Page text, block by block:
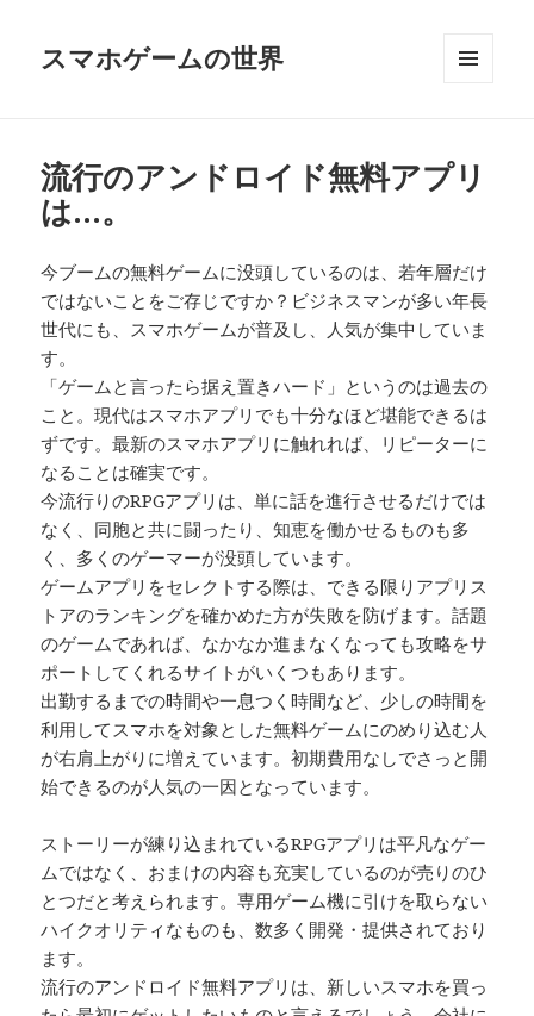
スマホゲームの世界
ット
流行のアンドロイド無料アプリ
は…。
今ブームの無料ゲームに没頭しているのは、若年層だけ
ではないことをご存じですか？ビジネスマンが多い年長
世代にも、スマホゲームが普及し、人気が集中していま
す。
「ゲームと言ったら据え置きハード」というのは過去の
こと。現代はスマホアプリでも十分なほど堪能できるは
ずです。最新のスマホアプリに触れれば、リピーターに
なることは確実です。
今流行りのRPGアプリは、単に話を進行させるだけでは
なく、同胞と共に闘ったり、知恵を働かせるものも多
く、多くのゲーマーが没頭しています。
ゲームアプリをセレクトする際は、できる限りアプリス
トアのランキングを確かめた方が失敗を防げます。話題
のゲームであれば、なかなか進まなくなっても攻略をサ
ポートしてくれるサイトがいくつもあります。
出勤するまでの時間や一息つく時間など、少しの時間を
利用してスマホを対象とした無料ゲームにのめり込む人
が右肩上がりに増えています。初期費用なしでさっと開
始できるのが人気の一因となっています。
ストーリーが練り込まれているRPGアプリは平凡なゲー
ムではなく、おまけの内容も充実しているのが売りのひ
とつだと考えられます。専用ゲーム機に引けを取らない
ハイクオリティなものも、数多く開発・提供されており
ます。
流行のアンドロイド無料アプリは、新しいスマホを買っ